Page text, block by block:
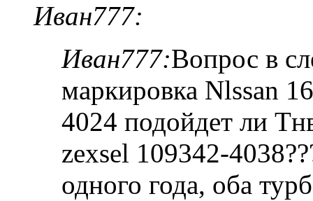
Иван777:
Иван777:Вопрос в
маркировка Nlssan
4024 подойдет ли
zexsel 109342-
одного года, оба